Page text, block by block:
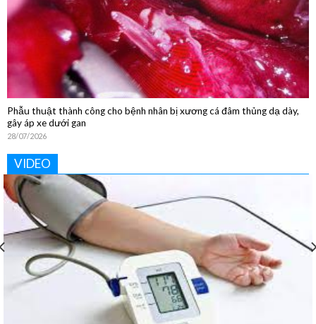
Phẫu thuật thành công cho bệnh nhân bị xương cá đâm thủng dạ dày,
gây áp xe dưới gan
28/07/2026
VIDEO